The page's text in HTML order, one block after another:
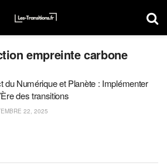
empreinte carbone
du Numérique et Planète : Implémenter
des transitions
22, 2025